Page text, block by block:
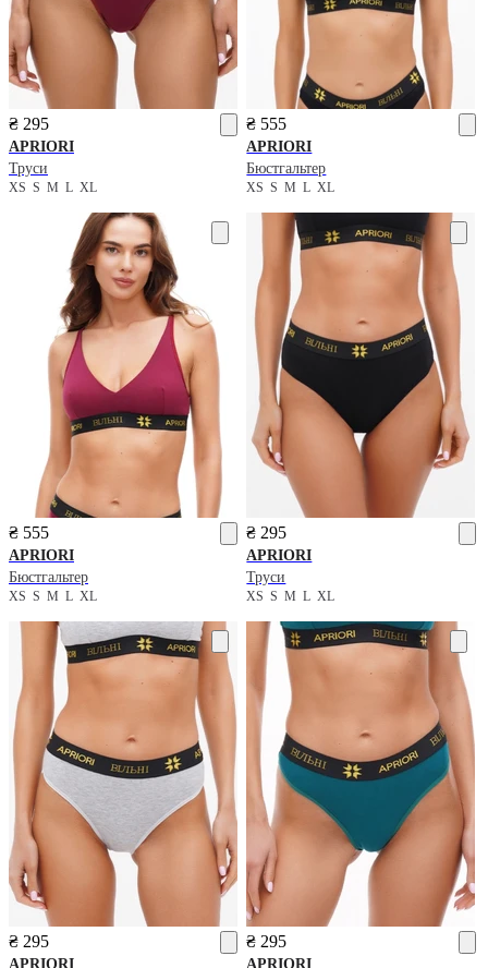
₴ 295
APRIORI
Труси
XS S M L XL
₴ 555
APRIORI
Бюстгальтер
XSSMLXL
₴ 555
APRIORI
Бюстгальтер
XS S M L XL
₴ 295
APRIORI
Труси
XSSMLXL
₴ 295
APRIORI
₴ 295
APRIORI